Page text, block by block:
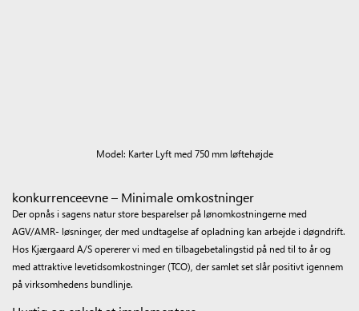
Model: Karter Lyft med 750 mm løftehøjde
konkurrenceevne – Minimale omkostninger
Der opnås i sagens natur store besparelser på lønomkostningerne med
AGV/AMR- løsninger, der med undtagelse af opladning kan arbejde i døgndrift.
Hos Kjærgaard A/S opererer vi med en tilbagebetalingstid på ned til to år og
med attraktive levetidsomkostninger (TCO), der samlet set slår positivt igennem
på virksomhedens bundlinje.